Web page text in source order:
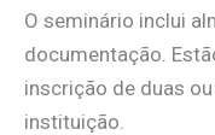
O seminário inclui
documentação.
inscrição de duas
instituição.